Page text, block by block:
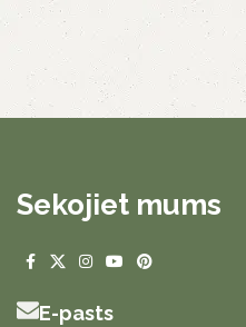
Sekojiet mums
E-pasts